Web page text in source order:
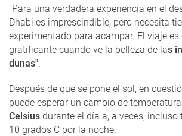
"Para una verdadera experiencia en el
Dhabi es imprescindible, pero necesita
experimentado para acampar. El viaje
gratificante cuando ve la belleza de las
dunas".
Después de que se pone el sol, en
puede esperar un cambio de
Celsius durante el día a, a veces,
10 grados C por la noche.